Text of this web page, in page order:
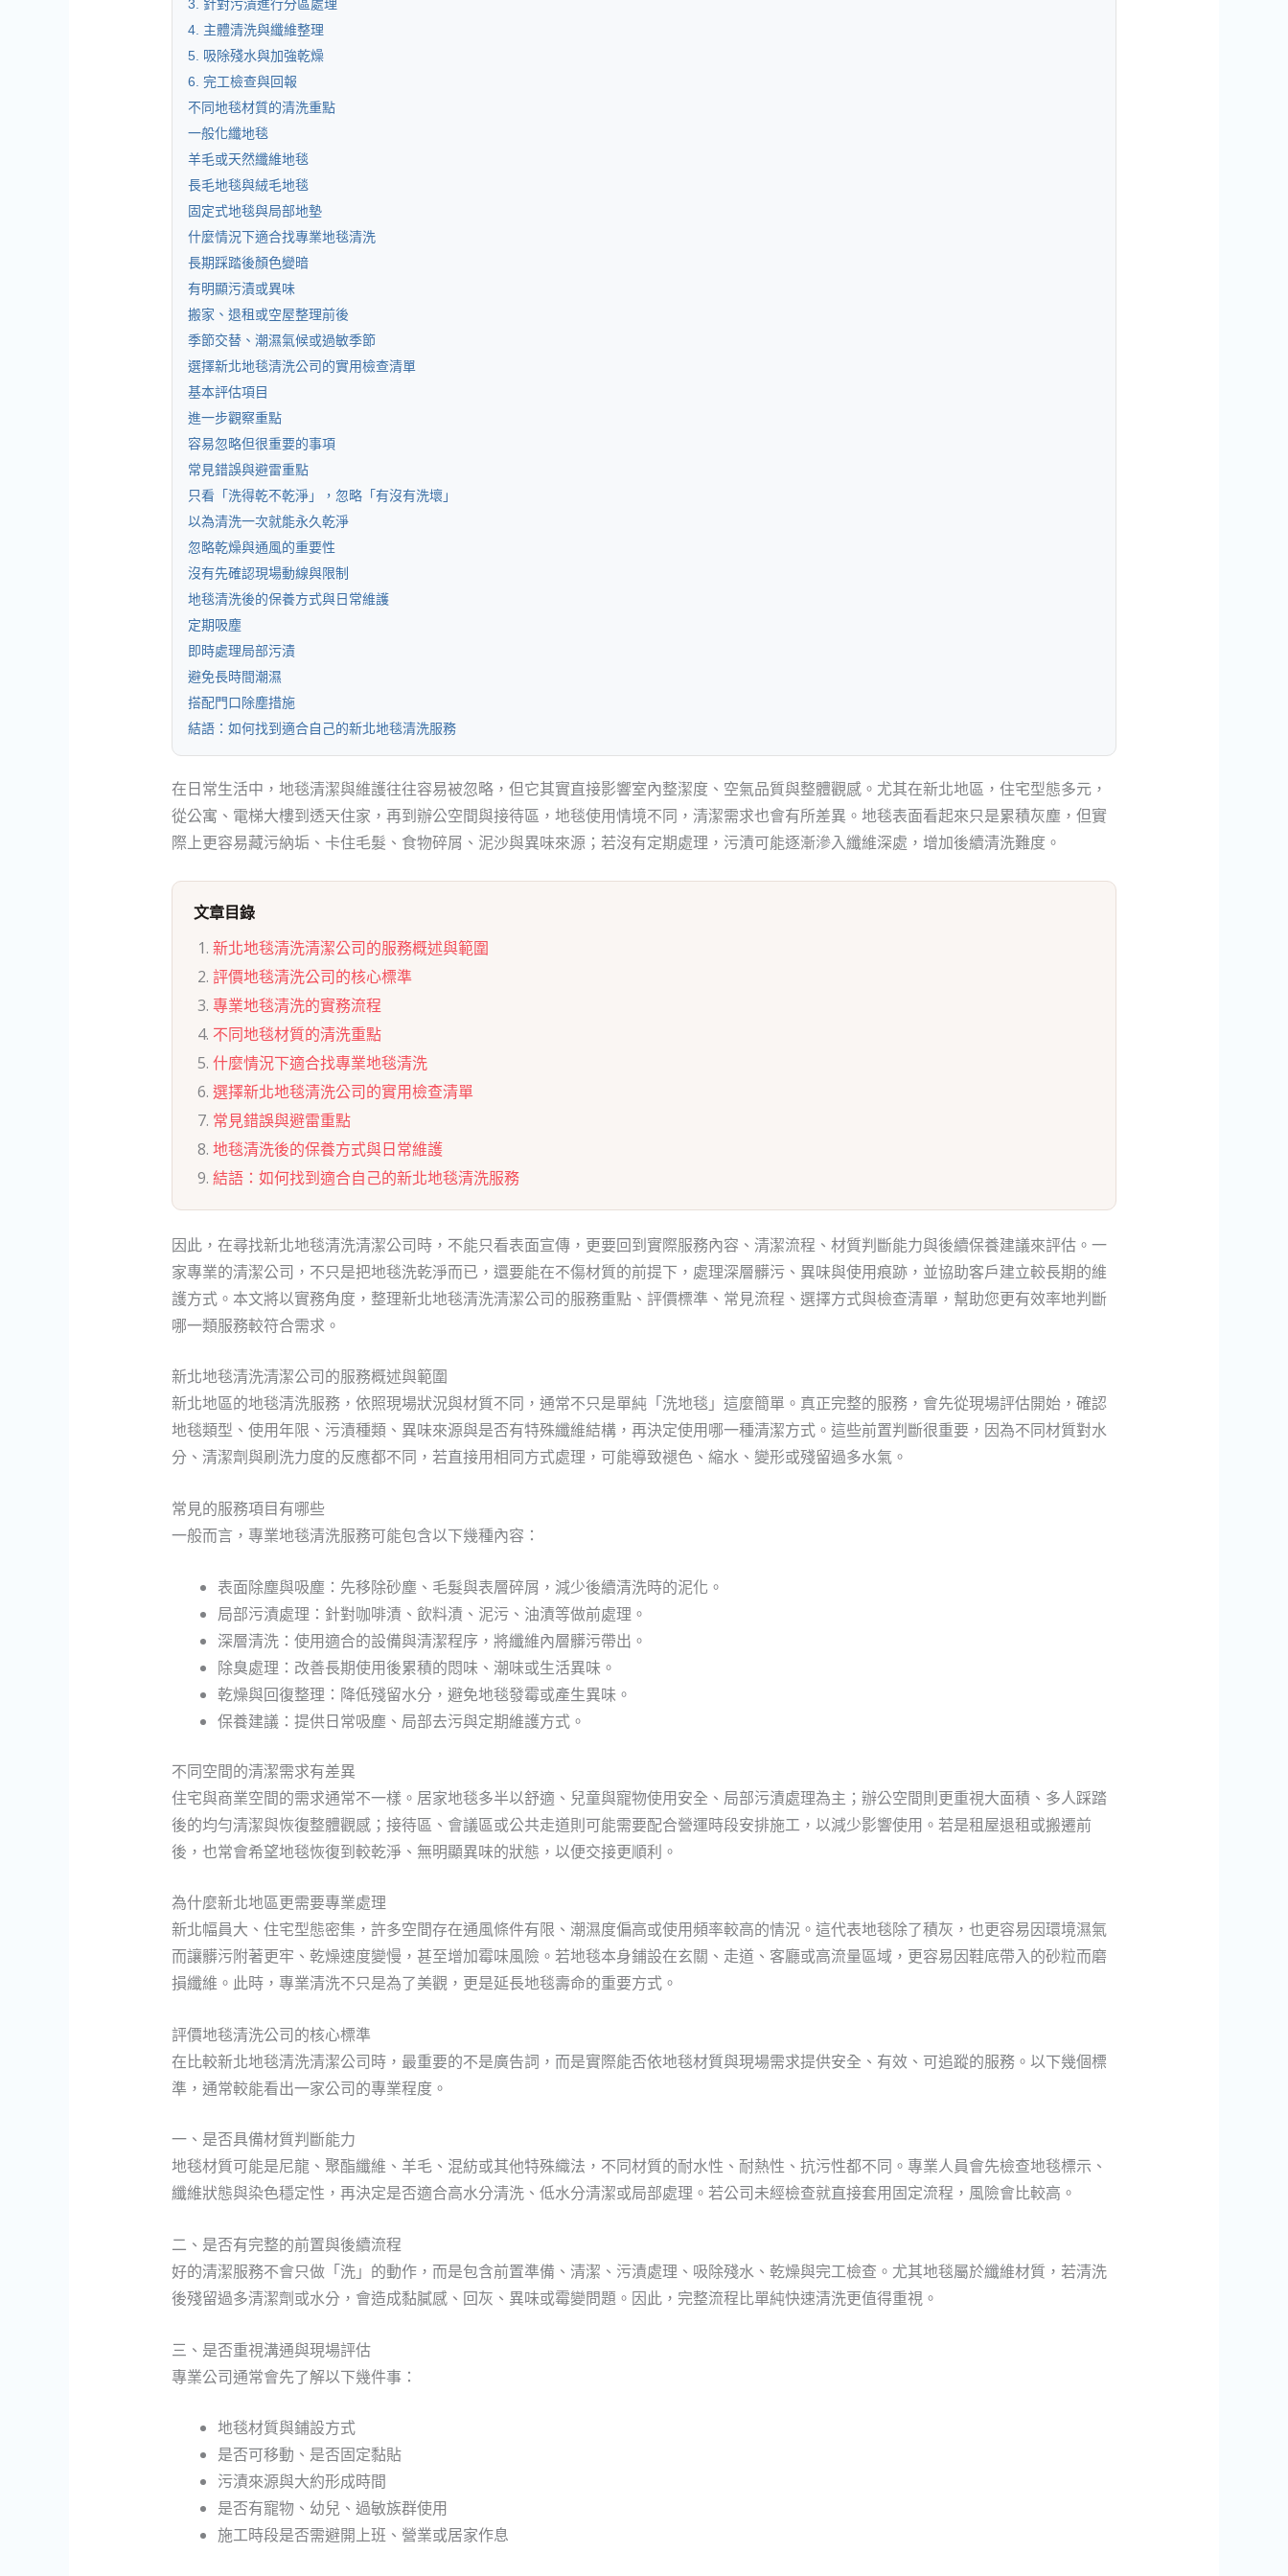
3. 針對污漬進行分區處理
4. 主體清洗與纖維整理
5. 吸除殘水與加強乾燥
6. 完工檢查與回報
不同地毯材質的清洗重點
一般化纖地毯
羊毛或天然纖維地毯
長毛地毯與絨毛地毯
固定式地毯與局部地墊
什麼情況下適合找專業地毯清洗
長期踩踏後顏色變暗
有明顯污漬或異味
搬家、退租或空屋整理前後
季節交替、潮濕氣候或過敏季節
選擇新北地毯清洗公司的實用檢查清單
基本評估項目
進一步觀察重點
容易忽略但很重要的事項
常見錯誤與避雷重點
只看「洗得乾不乾淨」，忽略「有沒有洗壞」
以為清洗一次就能永久乾淨
忽略乾燥與通風的重要性
沒有先確認現場動線與限制
地毯清洗後的保養方式與日常維護
定期吸塵
即時處理局部污漬
避免長時間潮濕
搭配門口除塵措施
結語：如何找到適合自己的新北地毯清洗服務
在日常生活中，地毯清潔與維護往往容易被忽略，但它其實直接影響室內整潔度、空氣品質與整體觀感。尤其在新北地區，住宅型態多元，
從公寓、電梯大樓到透天住家，再到辦公空間與接待區，地毯使用情境不同，清潔需求也會有所差異。地毯表面看起來只是累積灰塵，但實
際上更容易藏污納垢、卡住毛髮、食物碎屑、泥沙與異味來源；若沒有定期處理，污漬可能逐漸滲入纖維深處，增加後續清洗難度。
文章目錄
新北地毯清洗清潔公司的服務概述與範圍
評價地毯清洗公司的核心標準
專業地毯清洗的實務流程
不同地毯材質的清洗重點
什麼情況下適合找專業地毯清洗
選擇新北地毯清洗公司的實用檢查清單
常見錯誤與避雷重點
地毯清洗後的保養方式與日常維護
結語：如何找到適合自己的新北地毯清洗服務
因此，在尋找新北地毯清洗清潔公司時，不能只看表面宣傳，更要回到實際服務內容、清潔流程、材質判斷能力與後續保養建議來評估。一
家專業的清潔公司，不只是把地毯洗乾淨而已，還要能在不傷材質的前提下，處理深層髒污、異味與使用痕跡，並協助客戶建立較長期的維
護方式。本文將以實務角度，整理新北地毯清洗清潔公司的服務重點、評價標準、常見流程、選擇方式與檢查清單，幫助您更有效率地判斷
哪一類服務較符合需求。
新北地毯清洗清潔公司的服務概述與範圍
新北地區的地毯清洗服務，依照現場狀況與材質不同，通常不只是單純「洗地毯」這麼簡單。真正完整的服務，會先從現場評估開始，確認
地毯類型、使用年限、污漬種類、異味來源與是否有特殊纖維結構，再決定使用哪一種清潔方式。這些前置判斷很重要，因為不同材質對水
分、清潔劑與刷洗力度的反應都不同，若直接用相同方式處理，可能導致褪色、縮水、變形或殘留過多水氣。
常見的服務項目有哪些
一般而言，專業地毯清洗服務可能包含以下幾種內容：
表面除塵與吸塵：先移除砂塵、毛髮與表層碎屑，減少後續清洗時的泥化。
局部污漬處理：針對咖啡漬、飲料漬、泥污、油漬等做前處理。
深層清洗：使用適合的設備與清潔程序，將纖維內層髒污帶出。
除臭處理：改善長期使用後累積的悶味、潮味或生活異味。
乾燥與回復整理：降低殘留水分，避免地毯發霉或產生異味。
保養建議：提供日常吸塵、局部去污與定期維護方式。
不同空間的清潔需求有差異
住宅與商業空間的需求通常不一樣。居家地毯多半以舒適、兒童與寵物使用安全、局部污漬處理為主；辦公空間則更重視大面積、多人踩踏
後的均勻清潔與恢復整體觀感；接待區、會議區或公共走道則可能需要配合營運時段安排施工，以減少影響使用。若是租屋退租或搬遷前
後，也常會希望地毯恢復到較乾淨、無明顯異味的狀態，以便交接更順利。
為什麼新北地區更需要專業處理
新北幅員大、住宅型態密集，許多空間存在通風條件有限、潮濕度偏高或使用頻率較高的情況。這代表地毯除了積灰，也更容易因環境濕氣
而讓髒污附著更牢、乾燥速度變慢，甚至增加霉味風險。若地毯本身鋪設在玄關、走道、客廳或高流量區域，更容易因鞋底帶入的砂粒而磨
損纖維。此時，專業清洗不只是為了美觀，更是延長地毯壽命的重要方式。
評價地毯清洗公司的核心標準
在比較新北地毯清洗清潔公司時，最重要的不是廣告詞，而是實際能否依地毯材質與現場需求提供安全、有效、可追蹤的服務。以下幾個標
準，通常較能看出一家公司的專業程度。
一、是否具備材質判斷能力
地毯材質可能是尼龍、聚酯纖維、羊毛、混紡或其他特殊織法，不同材質的耐水性、耐熱性、抗污性都不同。專業人員會先檢查地毯標示、
纖維狀態與染色穩定性，再決定是否適合高水分清洗、低水分清潔或局部處理。若公司未經檢查就直接套用固定流程，風險會比較高。
二、是否有完整的前置與後續流程
好的清潔服務不會只做「洗」的動作，而是包含前置準備、清潔、污漬處理、吸除殘水、乾燥與完工檢查。尤其地毯屬於纖維材質，若清洗
後殘留過多清潔劑或水分，會造成黏膩感、回灰、異味或霉變問題。因此，完整流程比單純快速清洗更值得重視。
三、是否重視溝通與現場評估
專業公司通常會先了解以下幾件事：
地毯材質與鋪設方式
是否可移動、是否固定黏貼
污漬來源與大約形成時間
是否有寵物、幼兒、過敏族群使用
施工時段是否需避開上班、營業或居家作息